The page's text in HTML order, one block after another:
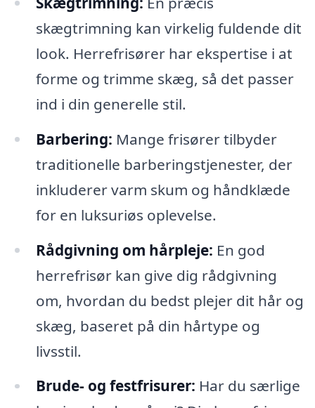
skægtrimning kan virkelig fuldende dit
look. Herrefrisører har ekspertise i at
forme og trimme skæg, så det passer
ind i din generelle stil.
Barbering: Mange frisører tilbyder
traditionelle barberingstjenester, der
inkluderer varm skum og håndklæde
for en luksuriøs oplevelse.
Rådgivning om hårpleje: En god
herrefrisør kan give dig rådgivning
om, hvordan du bedst plejer dit hår og
skæg, baseret på din hårtype og
livsstil.
Brude- og festfrisurer: Har du særlige